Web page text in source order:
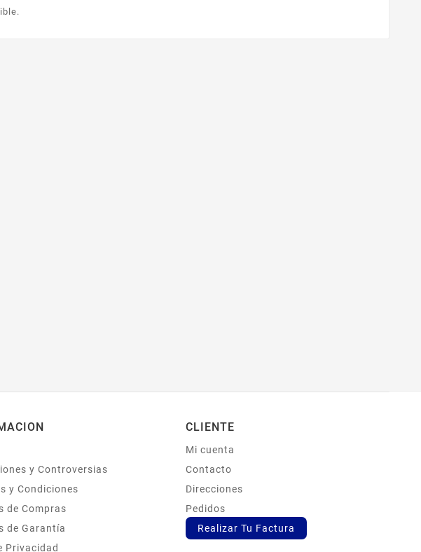
y Controversias
y Condiciones
de Compras
de Garantía
Privacidad
CLIENTE
Mi cuenta
Contacto
Direcciones
Pedidos
Realizar Tu Factura